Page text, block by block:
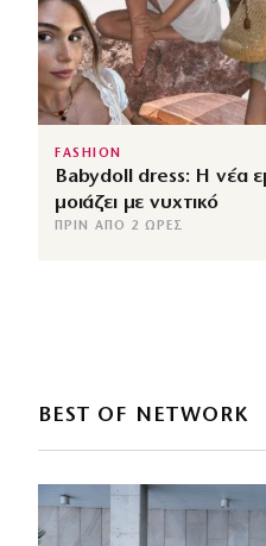
FASHION
Babydoll dress: Η νέα
μοιάζει με νυχτικό
ΠΡΙΝ ΑΠΌ 2 ΏΡΕΣ
BEST OF NETWORK